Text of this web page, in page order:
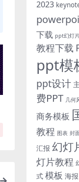
2023
下载 ppt幻灯
教程下载
ppt模
ppt设计
费PPT 几何
商务模板
教程 图表 封
汇报 幻灯
灯片教程
式 模板 海报